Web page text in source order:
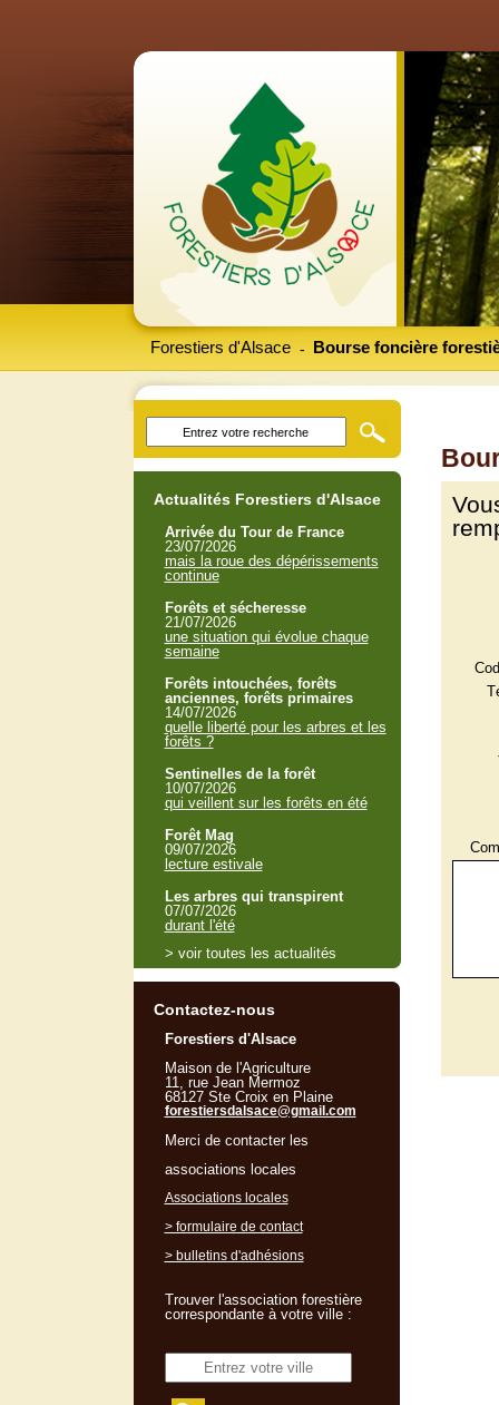
Forestiers d'Alsace Bourse foncière
-
Actualités Forestiers d'Alsace
Arrivée du Tour de France
23/07/2026
mais la roue des dépérissements
continue
Forêts et sécheresse
21/07/2026
une situation qui évolue chaque
semaine
Forêts intouchées, forêts
anciennes, forêts primaires
14/07/2026
quelle liberté pour les arbres et les
forêts ?
Sentinelles de la forêt
10/07/2026
qui veillent sur les forêts en été
Forêt Mag
09/07/2026
lecture estivale
Les arbres qui transpirent
07/07/2026
durant l'été
> voir toutes les actualités
Contactez-nous
Forestiers d'Alsace
Maison de l'Agriculture
11, rue Jean Mermoz
68127 Ste Croix en Plaine
forestiersdalsace@gmail.com
Merci de contacter les
associations locales
Associations locales
> formulaire de contact
> bulletins d'adhésions
Trouver l'association forestière
correspondante à votre ville :